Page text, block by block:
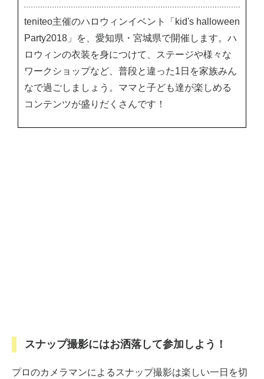
teniteo主催のハロウィンイベント「kid's halloween
Party2018」を、愛知県・宮城県で開催します。ハ
ロウィンの衣装を身につけて、ステージや様々な
ワークショップなど、普段と違った1日を家族みん
なで過ごしましょう。ママと子ども達が楽しめる
コンテンツが盛りだくさんです！
スナップ撮影にはお洒落して参加しよう！
プロのカメラマンによるスナップ撮影は楽しい一日を切